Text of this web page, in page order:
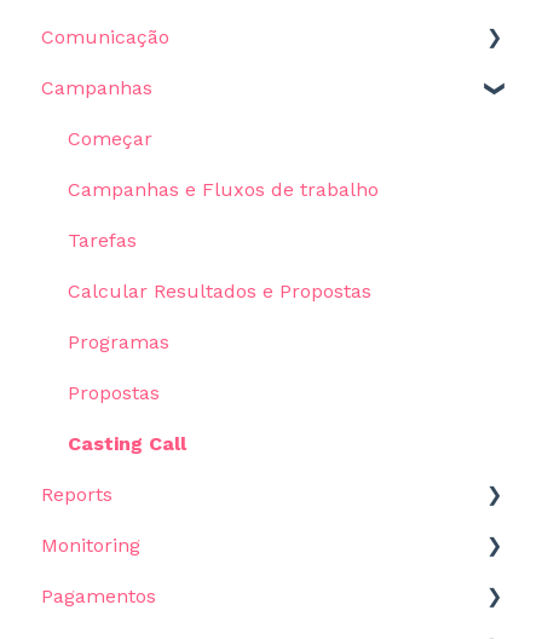
Filtros
Resultados
Casos de utilização
Assistente de IA
Começar
Influencers
Indicadores e Dados
Listas
Visualizações
Recrutamento
Comunicação
Modelos
Campanhas de e-mail
Correio eletrónico em massa
Campanhas
Começar
Campanhas e Fluxos de trabalho
Tarefas
Calcular Resultados e Propostas
Programas
Propostas
Casting Call
Reports
Começar
Reports
Monitoring
Como começar
Pagamentos